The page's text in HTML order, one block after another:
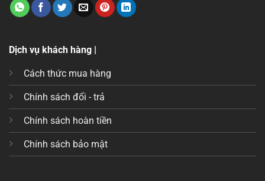
Dịch vụ khách hàng |
Cách thức mua hàng
Chính sách đổi - trả
Chính sách hoàn tiền
Chính sách bảo mật